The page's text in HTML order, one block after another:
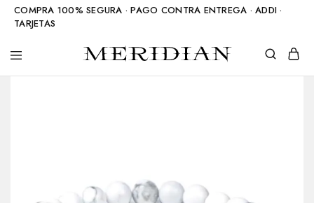
COMPRA 100% SEGURA · PAGO CONTRA ENTREGA · ADDI ·
TARJETAS
Meridian
Accesorios